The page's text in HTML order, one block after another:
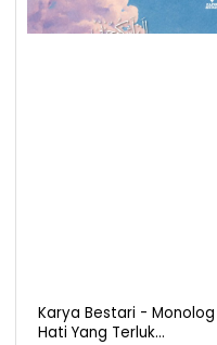
Karya Bestari - Monolog
Hati Yang Terluk...